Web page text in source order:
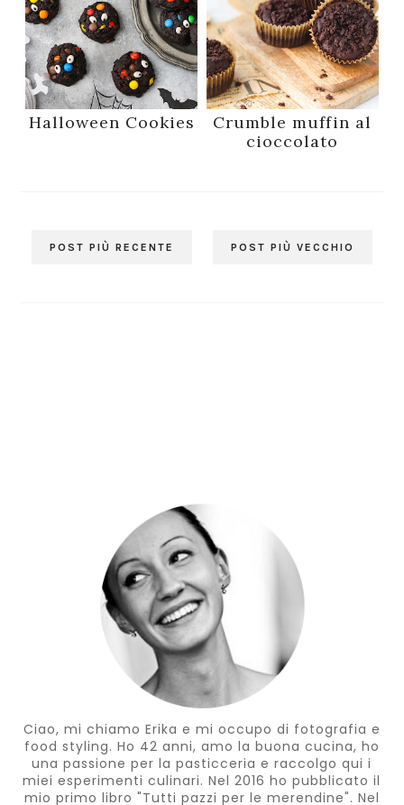
Halloween Cookies
Crumble muffin al
cioccolato
POST PIÙ RECENTE POST PIÙ VECCHIO
Ciao, mi chiamo Erika e mi occupo di fotografia e
food styling. Ho 42 anni, amo la buona cucina, ho
una passione per la pasticceria e raccolgo qui i
miei esperimenti culinari. Nel 2016 ho pubblicato il
mio primo libro "Tutti pazzi per le merendine". Nel